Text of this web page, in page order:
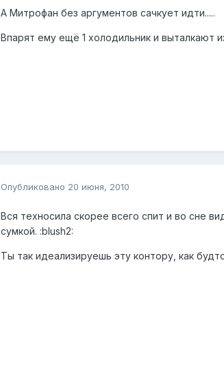
А Митрофан без аргументов сачкует идти.....
Впарят ему ещё 1 холодильник и выталкают
Опубликовано 20 июня, 2010
Вся техносила скорее всего спит и во сне
сумкой. :blush2:
Ты так идеализируешь эту контору, как